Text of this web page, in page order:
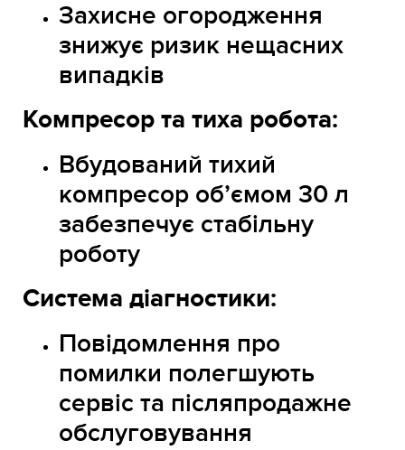
Захисне огородження
знижує ризик нещасних
випадків
Компресор та тиха робота:
Вбудований тихий
компресор об’ємом 30 л
забезпечує стабільну
роботу
Система діагностики:
Повідомлення про
помилки полегшують
сервіс та післяпродажне
обслуговування